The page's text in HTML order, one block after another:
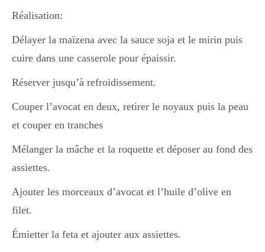
apéro
Halloween
Japon
Réalisation:
Délayer la maïzena avec la sauce soja et le mirin puis
cuire dans une casserole pour épaissir.
Réserver jusqu’à refroidissement.
Couper l’avocat en deux, retirer le noyaux puis la peau
et couper en tranches
Mélanger la mâche et la roquette et déposer au fond des
assiettes.
Ajouter les morceaux d’avocat et l’huile d’olive en
filet.
Émietter la feta et ajouter aux assiettes.